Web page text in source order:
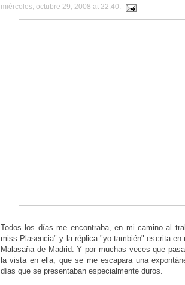
miércoles, octubre 29, 2008 at 22:40.
Todos los días me encontraba, en mi camino al
miss Plasencia" y la réplica "yo también" escrita en
Malasaña de Madrid. Y por muchas veces que
la vista en ella, que se me escapara una
días que se presentaban especialmente duros.